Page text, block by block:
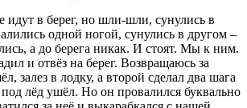
идут в берег, но шли-шли, сунулись в
одной ногой, сунулись в другом –
а до берега никак. И стоят. Мы к ним.
и отвёз на берег. Возвращаюсь за
залез в лодку, а второй сделал два шага
лёд ушёл. Но он провалился буквально